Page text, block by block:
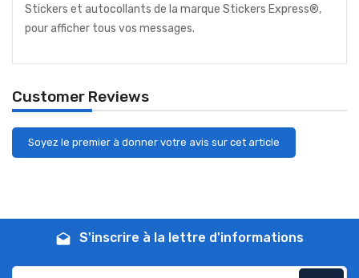
Stickers et autocollants de la marque Stickers Express®,
pour afficher tous vos messages.
Customer Reviews
Soyez le premier à donner votre avis sur cet article
drafts S'inscrire à la lettre d'informations